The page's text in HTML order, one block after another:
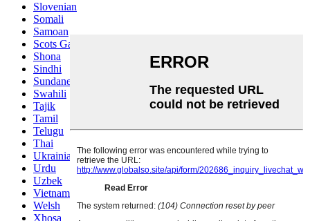
Slovenian
Somali
Samoan
Scots Gaelic
Shona
Sindhi
Sundanese
Swahili
Tajik
Tamil
Telugu
Thai
Ukrainian
Urdu
Uzbek
Vietnamese
Welsh
Xhosa